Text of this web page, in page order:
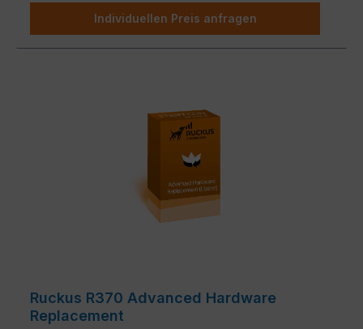
Individuellen Preis anfragen
Ruckus R370 Advanced Hardware
Replacement